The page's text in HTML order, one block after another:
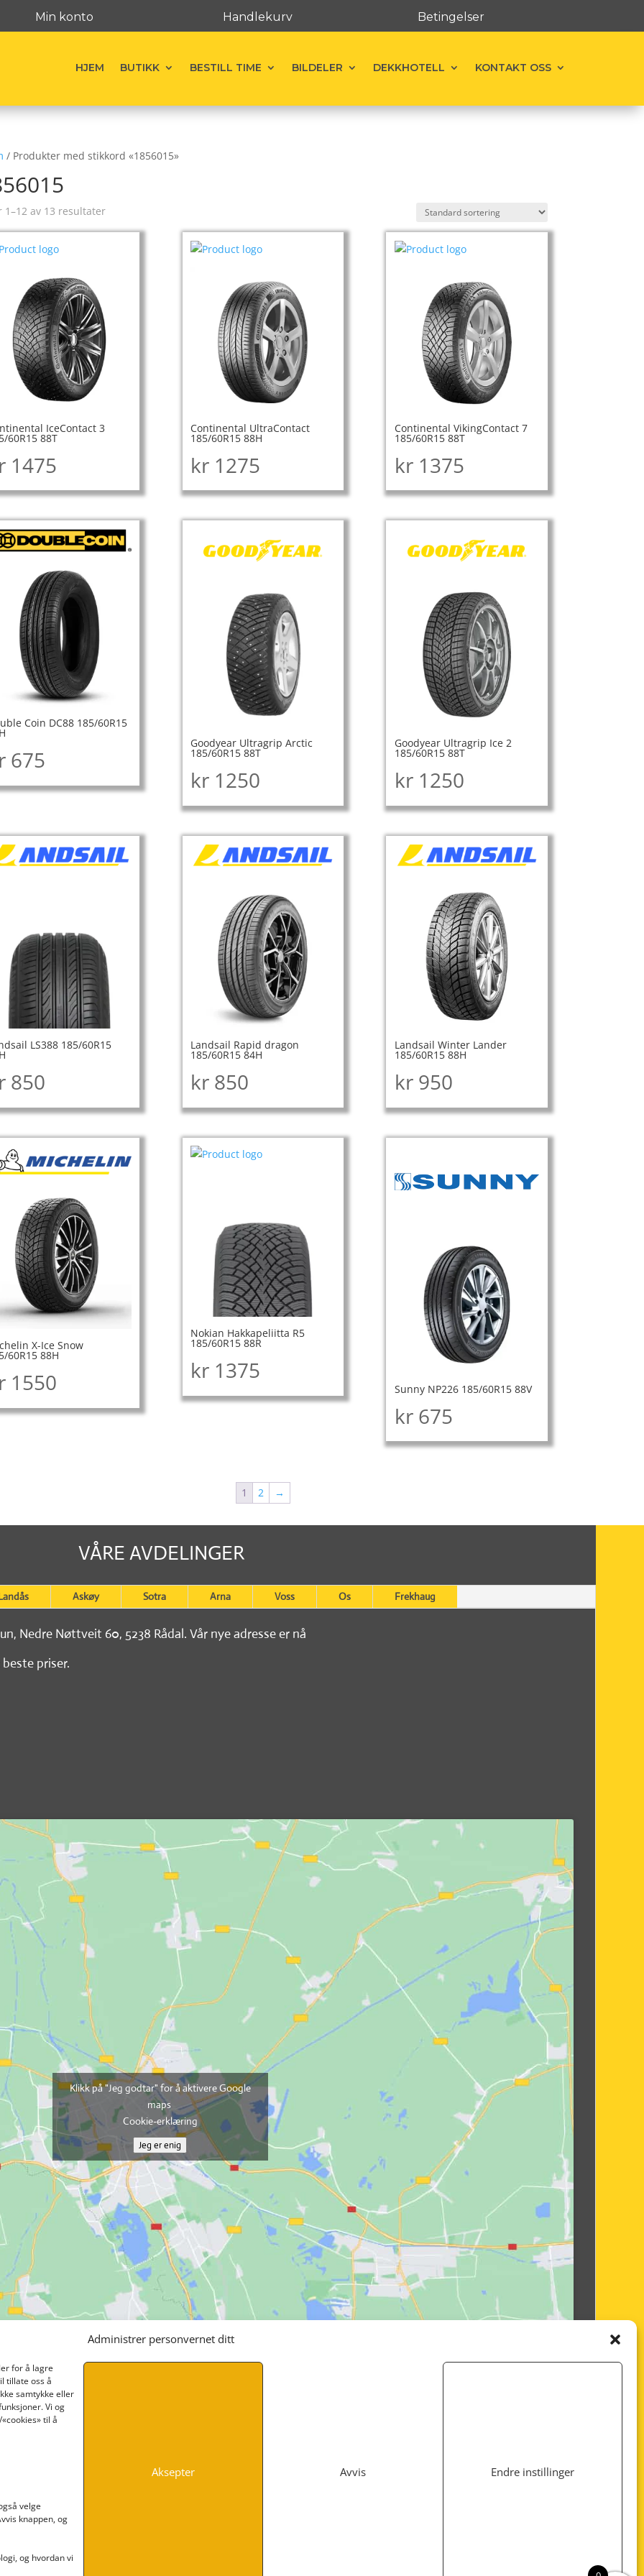
Administrer personvernet ditt
for å lagre
tillate oss å
samtykke eller
Vi og
til å
velge
knappen, og
og hvordan vi
Aksepter Avvis Endre instillinger
Min konto Handlekurv Betingelser
HJEM BUTIKK BESTILL TIME BILDELER DEKKHOTELL KONTAKT OSS
/ Produkter med stikkord «1856015»
1–12 av 13 resultater
IceContact 3
60R15 88T
1475
Continental UltraContact
185/60R15 88H
kr 1275
Continental VikingContact 7
185/60R15 88T
kr1375
Coin DC88 185/60R15
675
Goodyear Ultragrip Arctic
185/60R15 88T
kr 1250
Goodyear Ultragrip Ice 2
185/60R15 88T
kr1250
LS388 185/60R15
850
Landsail Rapid dragon
185/60R15 84H
kr 850
Landsail Winter Lander
185/60R15 88H
kr950
X-Ice Snow
60R15 88H
1550
Nokian Hakkapeliitta R5
185/60R15 88R
kr 1375
Sunny NP226 185/60R15 88V
kr675
1 2 →
VÅRE AVDELINGER
Askøy Sotra Arna Voss Os Frekhaug
Nedre Nøttveit 60, 5238 Rådal. Vår nye adresse er nå
priser.
Klikk på "Jeg godtar" for å aktivere Google
maps
Cookie-erklæring
Jeg er enig
INFORMASJON